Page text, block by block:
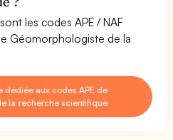
les codes APE / NAF
Géomorphologiste de la
dédiée aux codes APE de
la recherche scientifique